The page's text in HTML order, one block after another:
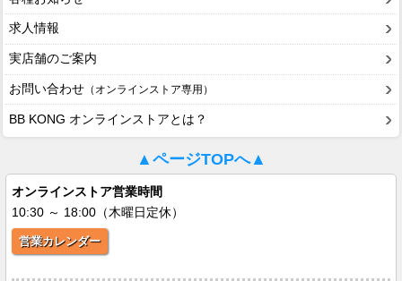
求人情報
実店舗のご案内
お問い合わせ （オンラインストア専用）
BB KONG オンラインストアとは？
▲ページTOPへ▲
オンラインストア営業時間
10:30 ～ 18:00（木曜日定休）
営業カレンダー